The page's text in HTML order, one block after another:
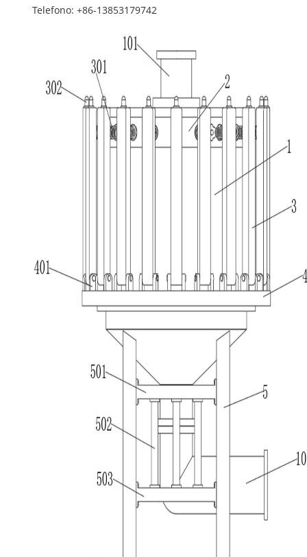
Telefono: +86-13853179742